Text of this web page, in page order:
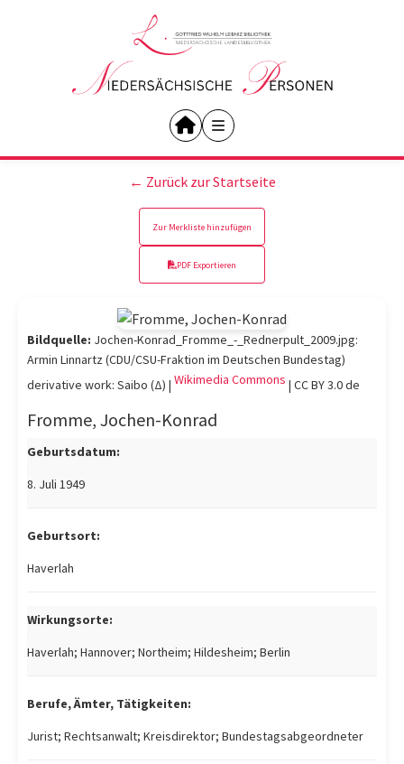
← Zurück zur Startseite
Zur Merkliste hinzufügen
PDF Exportieren
Fromme, Jochen-Konrad
Geburtsdatum:
8. Juli 1949
Geburtsort:
Haverlah
Wirkungsorte:
Haverlah; Hannover; Northeim; Hildesheim; Berlin
Berufe, Ämter, Tätigkeiten:
Jurist; Rechtsanwalt; Kreisdirektor; Bundestagsabgeordneter
Bildquelle: Jochen-Konrad_Fromme_-_Rednerpult_2009.jpg:
Armin Linnartz (CDU/CSU-Fraktion im Deutschen Bundestag)
derivative work: Saibo (Δ) | Wikimedia Commons | CC BY 3.0 de